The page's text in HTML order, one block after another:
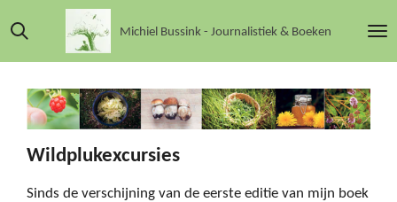
Ga
direct
naar
hoofdinhoud
Michiel Bussink - Journalistiek & Boeken
Wildplukexcursies
Sinds de verschijning van de eerste editie van mijn boek